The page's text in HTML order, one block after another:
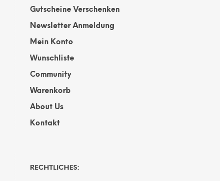
Gutscheine Verschenken
Newsletter Anmeldung
Mein Konto
Wunschliste
Community
Warenkorb
About Us
Kontakt
RECHTLICHES: